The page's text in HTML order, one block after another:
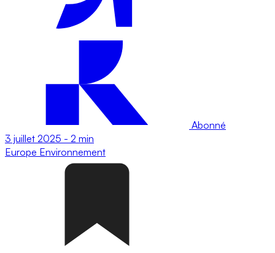
Abonné
3 juillet 2025 - 2 min
Europe Environnement